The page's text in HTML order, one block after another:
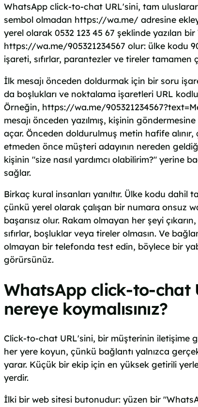
WhatsApp click-to-chat URL'sini, tam
sembol olmadan https://wa.me/ adresine
yerel olarak 0532 123 45 67 şeklinde yazılan bir
https://wa.me/905321234567 olur: ülke kodu
işareti, sıfırlar, parantezler ve tireler tamamen
İlk mesajı önceden doldurmak için bir soru
da boşlukları ve noktalama işaretleri URL kodlu
Örneğin, https://wa.me/
mesajı önceden yazılmış, kişinin
açar. Önceden doldurulmuş metin hafife
etmeden önce müşteri adayının nereden
kişinin "size nasıl yardımcı olabilirim?" yerine
sağlar.
Birkaç kural insanları yanıltır. Ülke kodu dahil
çünkü yerel olarak çalışan bir numara onsuz
başarısız olur. Rakam olmayan her şeyi
sıfırlar, boşluklar veya tireler olmasın. Ve
olmayan bir telefonda test edin, böylece bir
görürsünüz.
WhatsApp click-to-chat
nereye koymalısınız?
Click-to-chat URL'sini, bir müşterinin iletişime
her yere koyun, çünkü bağlantı yalnızca
yarar. Küçük bir ekip için en yüksek getirili
yerdir.
İlki bir web sitesi butonudur: yüzen bir